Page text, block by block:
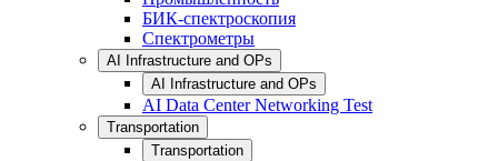
БИК-спектроскопия
Спектрометры
AI Infrastructure and OPs
AI Infrastructure and OPs
AI Data Center Networking Test
Transportation
Transportation